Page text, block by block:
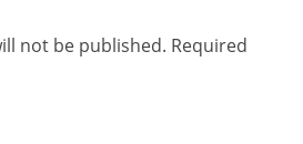
not be published. Required